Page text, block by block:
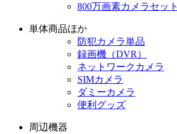
800万画素カメラセット
単体商品ほか
防犯カメラ単品
録画機（DVR）
ネットワークカメラ
SIMカメラ
ダミーカメラ
便利グッズ
周辺機器